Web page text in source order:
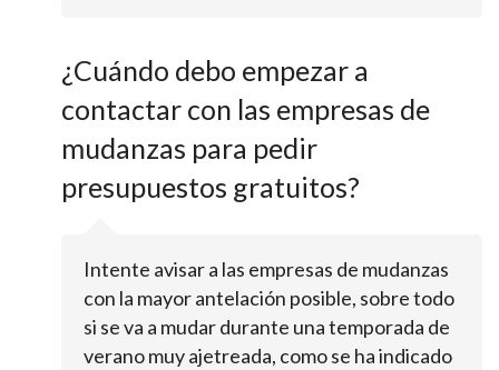
¿Cuándo debo empezar a
contactar con las empresas de
mudanzas para pedir
presupuestos gratuitos?
Intente avisar a las empresas de mudanzas
con la mayor antelación posible, sobre todo
si se va a mudar durante una temporada de
verano muy ajetreada, como se ha indicado